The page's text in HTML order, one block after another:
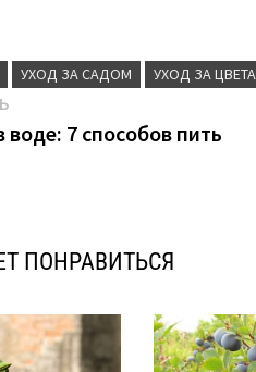
УХОД ЗА САДОМ УХОД ЗА
новость:7 способов пить
ПОНРАВИТЬСЯ